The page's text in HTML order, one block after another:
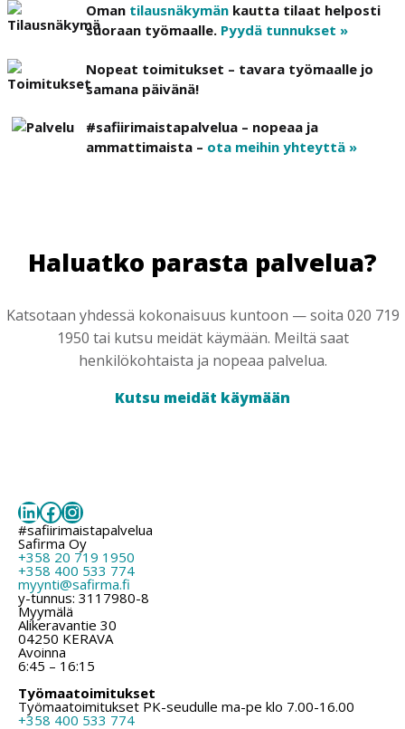
Oman tilausnäkymän kautta tilaat helposti
suoraan työmaalle. Pyydä tunnukset »
Nopeat toimitukset – tavara työmaalle jo
samana päivänä!
#safiirimaistapalvelua – nopeaa ja
ammattimaista – ota meihin yhteyttä »
Haluatko parasta palvelua?
Katsotaan yhdessä kokonaisuus kuntoon — soita 020 719
1950 tai kutsu meidät käymään. Meiltä saat
henkilökohtaista ja nopeaa palvelua.
Kutsu meidät käymään
LinkedIn
Facebook
Instagram
#safiirimaistapalvelua
Safirma Oy
+358 20 719 1950
+358 400 533 774
myynti@safirma.fi
y-tunnus: 3117980-8
Myymälä
Alikeravantie 30
04250 KERAVA
Avoinna
6:45 – 16:15
Työmaatoimitukset
Työmaatoimitukset PK-seudulle ma-pe klo 7.00-16.00
+358 400 533 774